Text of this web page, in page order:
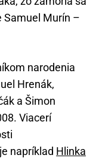
Samuel Murín –
narodenia
Hrenák,
a Šimon
Viacerí
napríklad Hlinka